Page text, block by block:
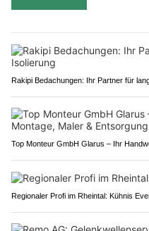
Rakipi Bedachungen: Ihr Partner für
Top Monteur GmbH Glarus – Ihr
Regionaler Profi im Rheintal: Kühnis